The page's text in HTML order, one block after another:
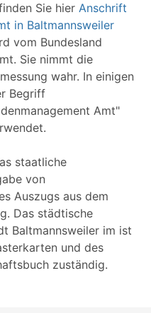
Sie hier Anschrift
in Baltmannsweiler
vom Bundesland
Sie nimmt die
wahr. In einigen
Begriff
Amt"
staatliche
von
Auszugs aus dem
Das städtische
Baltmannsweiler im ist
und des
zuständig.